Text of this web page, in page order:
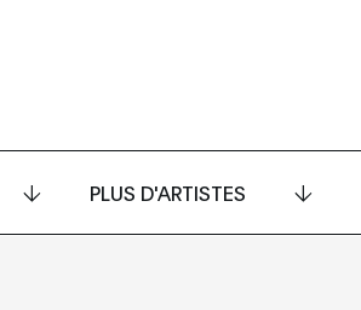
PLUS D'ARTISTES